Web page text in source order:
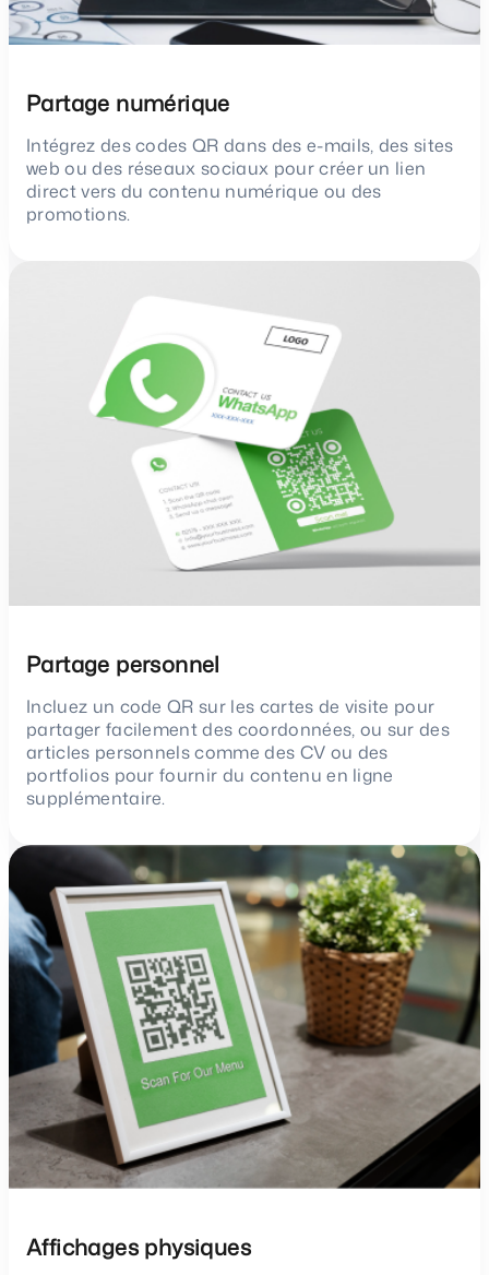
Partage numérique
Intégrez des codes QR dans des e-mails, des sites
web ou des réseaux sociaux pour créer un lien
direct vers du contenu numérique ou des
promotions.
Partage personnel
Incluez un code QR sur les cartes de visite pour
partager facilement des coordonnées, ou sur des
articles personnels comme des CV ou des
portfolios pour fournir du contenu en ligne
supplémentaire.
Affichages physiques